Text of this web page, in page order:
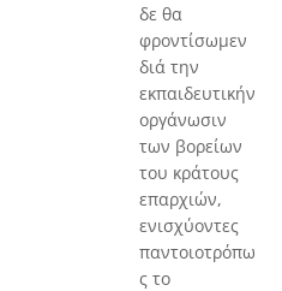
δε θα
φροντίσωμεν
διά την
εκπαιδευτικήν
οργάνωσιν
των βορείων
του κράτους
επαρχιών,
ενισχύοντες
παντοιοτρόπω
ς το